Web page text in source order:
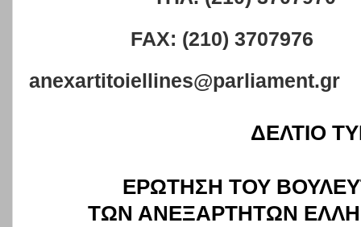
FAX: (210) 3707976
anexartitoiellines@parliament.gr
ΔΕΛΤΙΟ
ΕΡΩΤΗΣΗ ΤΟΥ
ΤΩΝ ΑΝΕΞΑΡΤΗΤΩΝ